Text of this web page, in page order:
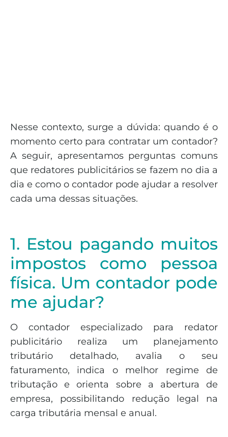
Nesse contexto, surge a dúvida: quando é o
momento certo para contratar um contador?
A seguir, apresentamos perguntas comuns
que redatores publicitários se fazem no dia a
dia e como o contador pode ajudar a resolver
cada uma dessas situações.
1. Estou pagando muitos
impostos como pessoa
física. Um contador pode
me ajudar?
O contador especializado para redator
publicitário realiza um planejamento
tributário detalhado, avalia o seu
faturamento, indica o melhor regime de
tributação e orienta sobre a abertura de
empresa, possibilitando redução legal na
carga tributária mensal e anual.